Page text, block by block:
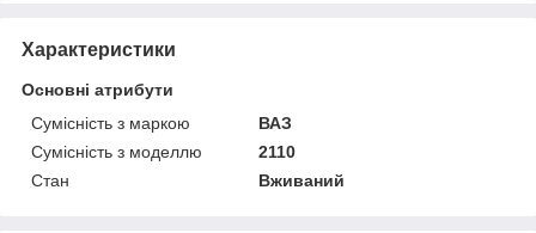
Характеристики
Основні атрибути
Сумісність з маркою
ВАЗ
Сумісність з моделлю
2110
Стан
Вживаний